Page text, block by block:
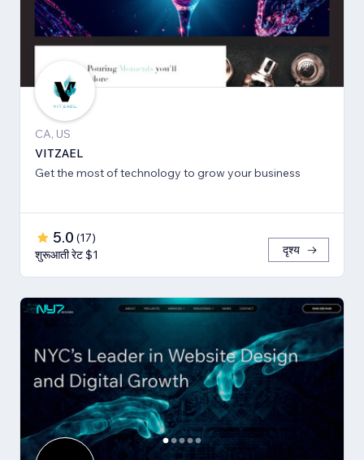
CA, US
VITZAEL
Get the most of technology to grow your business
5.0 (17)
शुरूआती रेट $1
दृश्य